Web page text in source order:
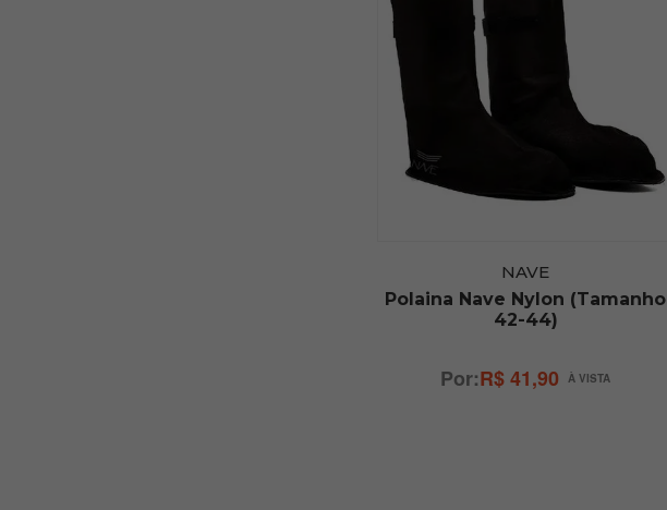
NAVE
Polaina Nave Nylon (Tamanho
42-44)
R$ 41,90